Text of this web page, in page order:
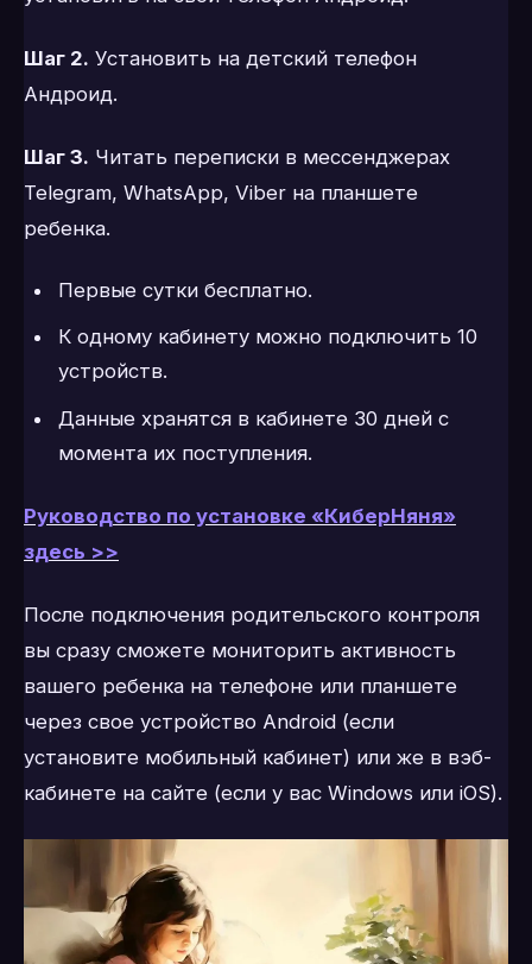
Шаг 2. Установить на детский телефон
Андроид.
Шаг 3. Читать переписки в мессенджерах
Telegram, WhatsApp, Viber на планшете
ребенка.
Первые сутки бесплатно.
К одному кабинету можно подключить 10
устройств.
Данные хранятся в кабинете 30 дней с
момента их поступления.
Руководство по установке «КиберНяня»
здесь >>
После подключения родительского контроля
вы сразу сможете мониторить активность
вашего ребенка на телефоне или планшете
через свое устройство Android (если
установите мобильный кабинет) или же в вэб-
кабинете на сайте (если у вас Windows или iOS).